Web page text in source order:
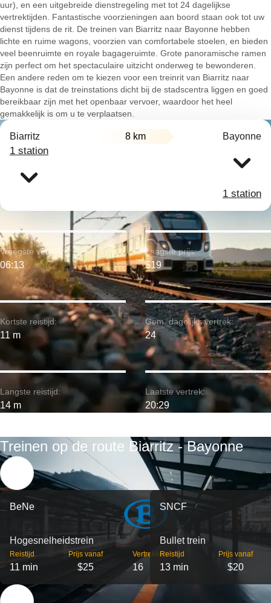
uur), en een uitgebreide dienstregeling met tot 24 dagelijkse
vertrektijden. Fantastische voorzieningen aan boord staan ook tot uw
dienst tijdens de rit. De treinen van Biarritz naar Bayonne hebben
lichte en ruime wagons, voorzien van comfortabele stoelen, en bieden
veel beenruimte en royale bagageruimte. Grote panoramische ramen
zijn perfect om het spectaculaire uitzicht onderweg te bewonderen.
Een andere reden om te kiezen voor een treinrit van Biarritz naar
Bayonne is dat de treinstations dicht bij de stadscentra liggen en goed
bereikbaar zijn met het openbaar vervoer, waardoor het heel
gemakkelijk is om u te verplaatsen.
Biarritz 8 km Bayonne
1 station
1 station
Kortste reistijd:
11 m
Vroegste vertrek:
06:13
Langste reistijd:
14 m
Laagste prijs:
$19
Gem. dagelijks vertrek:
24
Laatste vertrek:
20:29
Treinen op de route Biarritz - Bayonne
BeNe
Hogesnelheidstrein
Reistijd
11 min
Prijs vanaf
$25
Vertrekken
16
SNCF
Bullet trein
Reistijd
13 min
Prijs vanaf
$20